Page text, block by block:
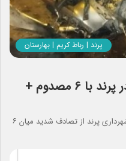
پرند | رباط کریم | بهارستان
تصادف زنجیره‌ای ۶ خودرو در پرند با ۶ مصدوم +
مدیر سازمان آتش‌نشانی و خدمات ایمنی شهرداری پرند از تصادف شدید میان ۶